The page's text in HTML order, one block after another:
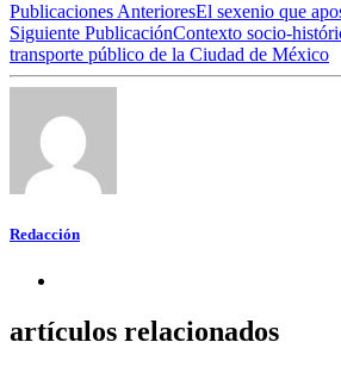
Publicaciones AnterioresEl sexenio que
Siguiente PublicaciónContexto socio-
transporte público de la Ciudad de México
Redacción
artículos relacionados